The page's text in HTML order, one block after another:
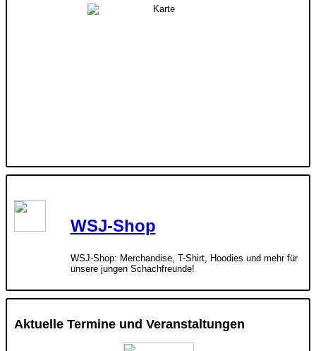
WSJ-Shop
WSJ-Shop: Merchandise, T-Shirt, Hoodies und mehr für
unsere jungen Schachfreunde!
Aktuelle Termine und Veranstaltungen